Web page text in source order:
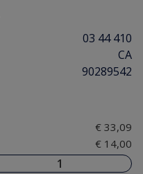
03 44 410
CA
90289542
€ 33,09
€ 14,00